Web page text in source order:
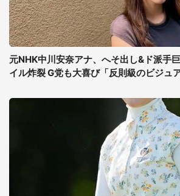
元NHK中川安奈アナ、へそ出し&ド派手
イル炸裂 G党も大喜び「反則級のビジュア